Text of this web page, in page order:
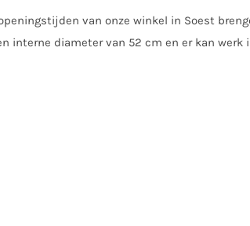
van onze winkel in Soest
interne diameter van 52 cm en er kan